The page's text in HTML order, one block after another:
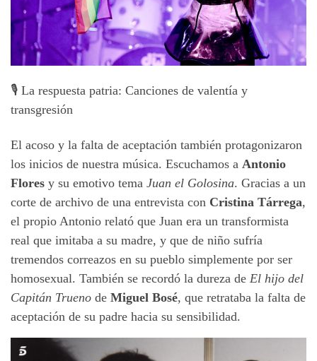
🎙️ La respuesta patria: Canciones de valentía y
transgresión
El acoso y la falta de aceptación también protagonizaron
los inicios de nuestra música. Escuchamos a Antonio
Flores y su emotivo tema Juan el Golosina. Gracias a un
corte de archivo de una entrevista con Cristina Tárrega,
el propio Antonio relató que Juan era un transformista
real que imitaba a su madre, y que de niño sufría
tremendos correazos en su pueblo simplemente por ser
homosexual. También se recordó la dureza de El hijo del
Capitán Trueno de Miguel Bosé, que retrataba la falta de
aceptación de su padre hacia su sensibilidad.